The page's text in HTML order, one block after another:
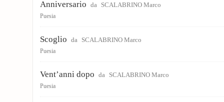
Anniversario da SCALABRINO Marco
Puesia
Scoglio da SCALABRINO Marco
Puesia
Vent’anni dopo da SCALABRINO Marco
Puesia